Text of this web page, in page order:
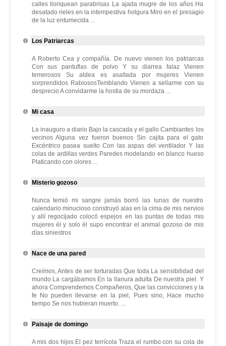
calles lloriquean parabrisas La ajada mugre de los años Ha
desatado rieles en la intempestiva holgura Miro en el presagio
de la luz entumecida ...
Los Patriarcas
A Roberto Cea y compañía. De nuevo vienen los patriarcas
Con sus pantuflas de polvo Y su diarrea falaz Vienen
temerosos Su aldea es asaltada por mujeres Vienen
sorprendidos RabiososTemblando Vienen a sellarme con su
desprecio A convidarme la hostia de su mordaza ...
Mi casa
La inauguro a diario Bajo la cascada y el gallo Cambiantes los
vecinos Alguna vez fueron buenos Sin cajita para el gato
Excéntrico pasea suelto Con las aspas del ventilador Y las
colas de ardillas verdes Paredes modelando en blanco hueso
Platicando con olores ...
Misterio gozoso
Nunca temió mi sangre jamás borró las lunas de nuestro
calendario minucioso construyó alas en la cima de mis nervios
y allí regocijado colocó espejos en las puntas de todas mis
mujeres él y solo él supo encontrar el animal gozoso de mis
días siniestros
Nace de una pared
Creímos, Antes de ser torturadas Que toda La sensibilidad del
mundo La cargábamos En la llanura adulta De nuestra piel. Y
ahora Comprendemos Compañeros, Que las convicciones y la
fe No pueden llevarse en la piel, Pues sino, Hace mucho
tiempo Se nos hubieran muerto. ...
Paisaje de domingo
A mis dos hijos El pez terrícola Traza el rumbo con su cola de